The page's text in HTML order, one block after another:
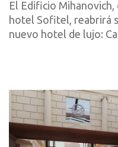
El Edificio
hotel Sofitel, reabrirá
nuevo hotel de lujo: